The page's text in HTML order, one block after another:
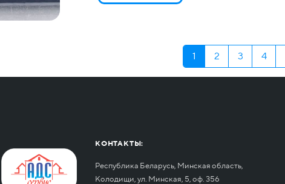
1 2 3 4
КОНТАКТЫ:
Республика Беларусь, Минская область,
Колодищи, ул. Минская, 5, оф. 356